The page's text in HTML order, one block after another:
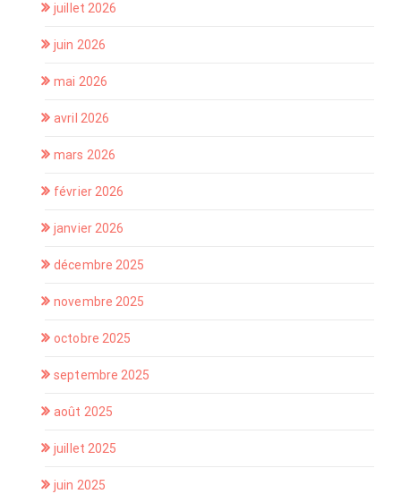
juillet 2026
juin 2026
mai 2026
avril 2026
mars 2026
février 2026
janvier 2026
décembre 2025
novembre 2025
octobre 2025
septembre 2025
août 2025
juillet 2025
juin 2025